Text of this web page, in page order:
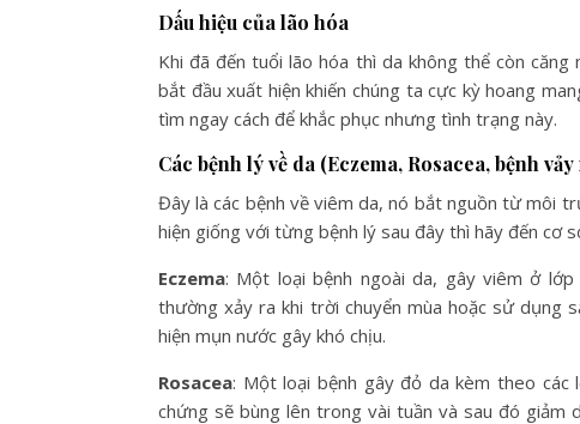
Dấu hiệu của lão hóa
Khi đã đến tuổi lão hóa thì da không thể còn
bắt đầu xuất hiện khiến chúng ta cực kỳ hoang
tìm ngay cách để khắc phục nhưng tình trạng này.
Các bệnh lý về da (Eczema, Rosacea, bệnh
Đây là các bệnh về viêm da, nó bắt nguồn từ môi
hiện giống với từng bệnh lý sau đây thì hãy đến cơ
Eczema: Một loại bệnh ngoài da, gây viêm ở
thường xảy ra khi trời chuyển mùa hoặc sử dụng
hiện mụn nước gây khó chịu.
Rosacea: Một loại bệnh gây đỏ da kèm theo các
chứng sẽ bùng lên trong vài tuần và sau đó giảm